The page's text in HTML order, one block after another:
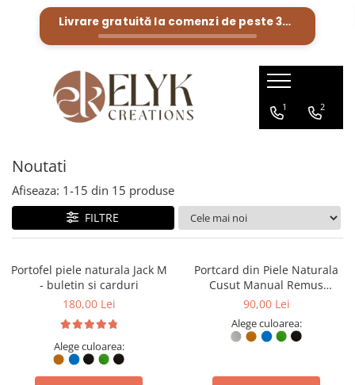
Portofele barbati
Bratari Piele
Genti femei
Portofele femei
Livrare gratuită la comenzi de peste300 Lei
1 2
Noutati
Afiseaza: 1-15 din 15 produse
FILTRE
Portofel piele naturala Jack M
- buletin si carduri
180,00 Lei
Alege culoarea:
Portcard din Piele Naturala
Cusut Manual Remus
Personalizabil – Suport
90,00 Lei
Alege culoarea: